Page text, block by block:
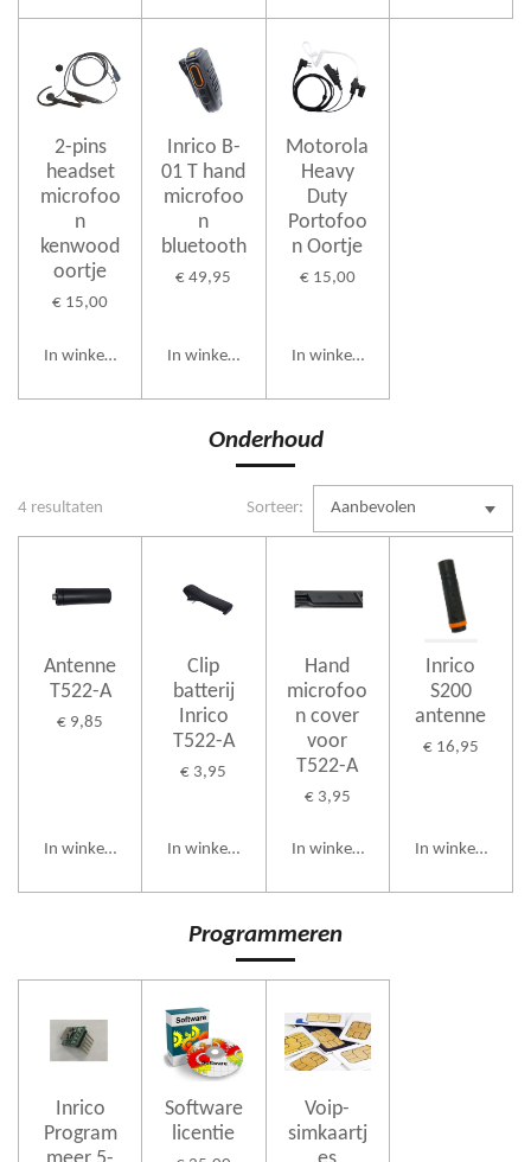
2-pins
headset
microfoo
n
kenwood
oortje
€ 15,00
In winkelwagen
Inrico B-
01 T hand
microfoo
n
bluetooth
€ 49,95
In winkelwagen
Motorola
Heavy
Duty
Portofoo
n Oortje
€ 15,00
In winkelwagen
Onderhoud
4 resultaten Sorteer:
Antenne
T522-A
€ 9,85
In winkelwagen
Clip
batterij
Inrico
T522-A
€ 3,95
In winkelwagen
Hand
microfoo
n cover
voor
T522-A
€ 3,95
In winkelwagen
Inrico
S200
antenne
€ 16,95
In winkelwagen
Programmeren
Inrico
Program
Software
licentie
Voip-
simkaartj